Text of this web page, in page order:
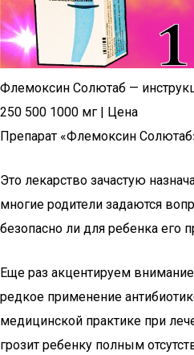
Флемоксин Солютаб —
250 500 1000 мг | Цена
Препарат «Флемоксин
Это лекарство зачастую
многие родители задаются
безопасно ли для ребенка его
Еще раз акцентируем
редкое применение
медицинской практике при
грозит ребенку полным